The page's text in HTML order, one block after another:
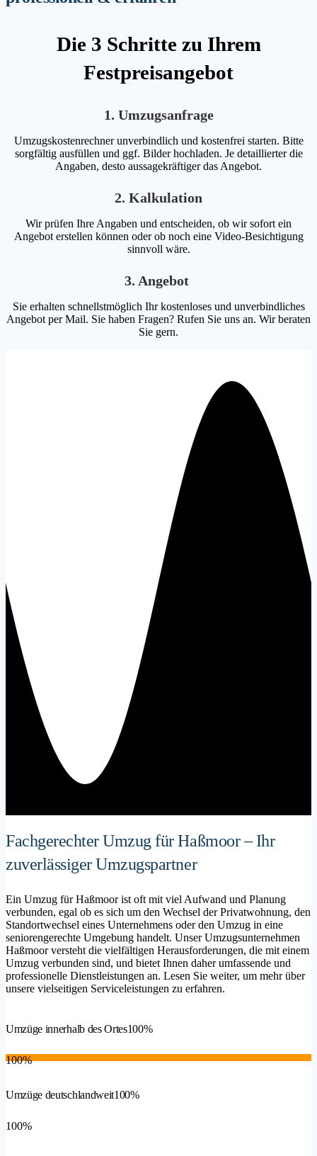
Die 3 Schritte zu Ihrem
Festpreisangebot
1. Umzugsanfrage
Umzugskostenrechner unverbindlich und kostenfrei starten. Bitte
sorgfältig ausfüllen und ggf. Bilder hochladen. Je detaillierter die
Angaben, desto aussagekräftiger das Angebot.
2. Kalkulation
Wir prüfen Ihre Angaben und entscheiden, ob wir sofort ein
Angebot erstellen können oder ob noch eine Video-Besichtigung
sinnvoll wäre.
3. Angebot
Sie erhalten schnellstmöglich Ihr kostenloses und unverbindliches
Angebot per Mail. Sie haben Fragen? Rufen Sie uns an. Wir beraten
Sie gern.
Fachgerechter Umzug für Haßmoor – Ihr
zuverlässiger Umzugspartner
Ein Umzug für Haßmoor ist oft mit viel Aufwand und Planung
verbunden, egal ob es sich um den Wechsel der Privatwohnung, den
Standortwechsel eines Unternehmens oder den Umzug in eine
seniorengerechte Umgebung handelt. Unser Umzugsunternehmen
Haßmoor versteht die vielfältigen Herausforderungen, die mit einem
Umzug verbunden sind, und bietet Ihnen daher umfassende und
professionelle Dienstleistungen an. Lesen Sie weiter, um mehr über
unsere vielseitigen Serviceleistungen zu erfahren.
Umzüge innerhalb des Ortes100%
100%
Umzüge deutschlandweit100%
100%